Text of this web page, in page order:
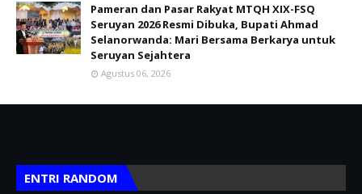
Pameran dan Pasar Rakyat MTQH XIX-FSQ
Seruyan 2026 Resmi Dibuka, Bupati Ahmad
Selanorwanda: Mari Bersama Berkarya untuk
Seruyan Sejahtera
Agustus 06, 2026
ENTRI RANDOM